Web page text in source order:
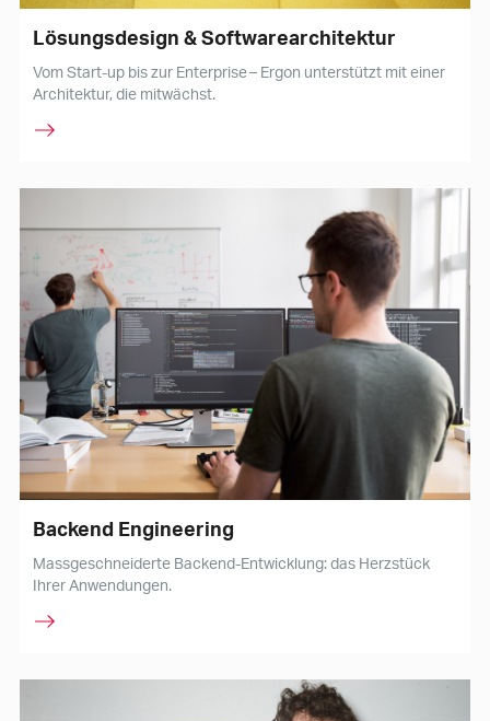
Lösungsdesign & Softwarearchitektur
Vom Start-up bis zur Enterprise – Ergon unterstützt mit einer
Architektur, die mitwächst.
Backend Engineering
Massgeschneiderte Backend-Entwicklung: das Herzstück
Ihrer Anwendungen.